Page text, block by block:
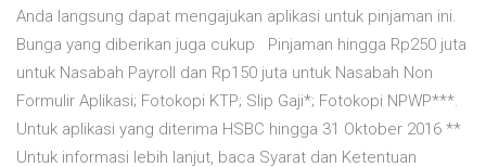
Anda langsung dapat mengajukan aplikasi untuk pinjaman ini.
Bunga yang diberikan juga cukup Pinjaman hingga Rp250 juta
untuk Nasabah Payroll dan Rp150 juta untuk Nasabah Non
Formulir Aplikasi; Fotokopi KTP; Slip Gaji*; Fotokopi NPWP***.
Untuk aplikasi yang diterima HSBC hingga 31 Oktober 2016 **
Untuk informasi lebih lanjut, baca Syarat dan Ketentuan